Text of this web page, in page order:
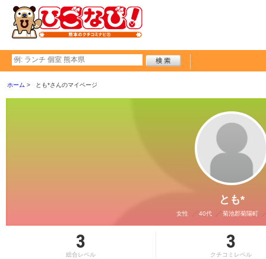
ホーム とも*さんのマイページ
とも*
女性 40代 菊池郡菊陽町
3
総合レベル
3
クチコミレベル